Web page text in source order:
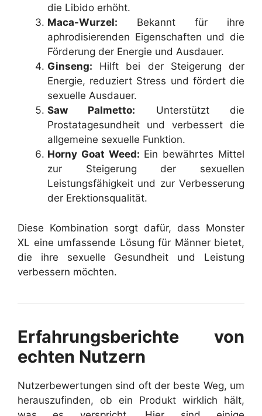
die Libido erhöht.
Maca-Wurzel: Bekannt für ihre
aphrodisierenden Eigenschaften und die
Förderung der Energie und Ausdauer.
Ginseng: Hilft bei der Steigerung der
Energie, reduziert Stress und fördert die
sexuelle Ausdauer.
Saw Palmetto: Unterstützt die
Prostatagesundheit und verbessert die
allgemeine sexuelle Funktion.
Horny Goat Weed: Ein bewährtes Mittel
zur Steigerung der sexuellen
Leistungsfähigkeit und zur Verbesserung
der Erektionsqualität.
Diese Kombination sorgt dafür, dass Monster
XL eine umfassende Lösung für Männer bietet,
die ihre sexuelle Gesundheit und Leistung
verbessern möchten.
Erfahrungsberichte von
echten Nutzern
Nutzerbewertungen sind oft der beste Weg, um
herauszufinden, ob ein Produkt wirklich hält,